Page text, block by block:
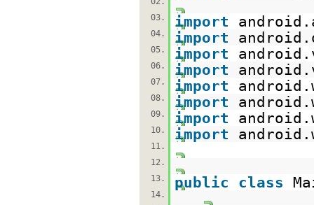
03.
import
04. import
05. import
06. import
07. import
08. import
09. import
10. import
11.
12.
13.
public class
14.